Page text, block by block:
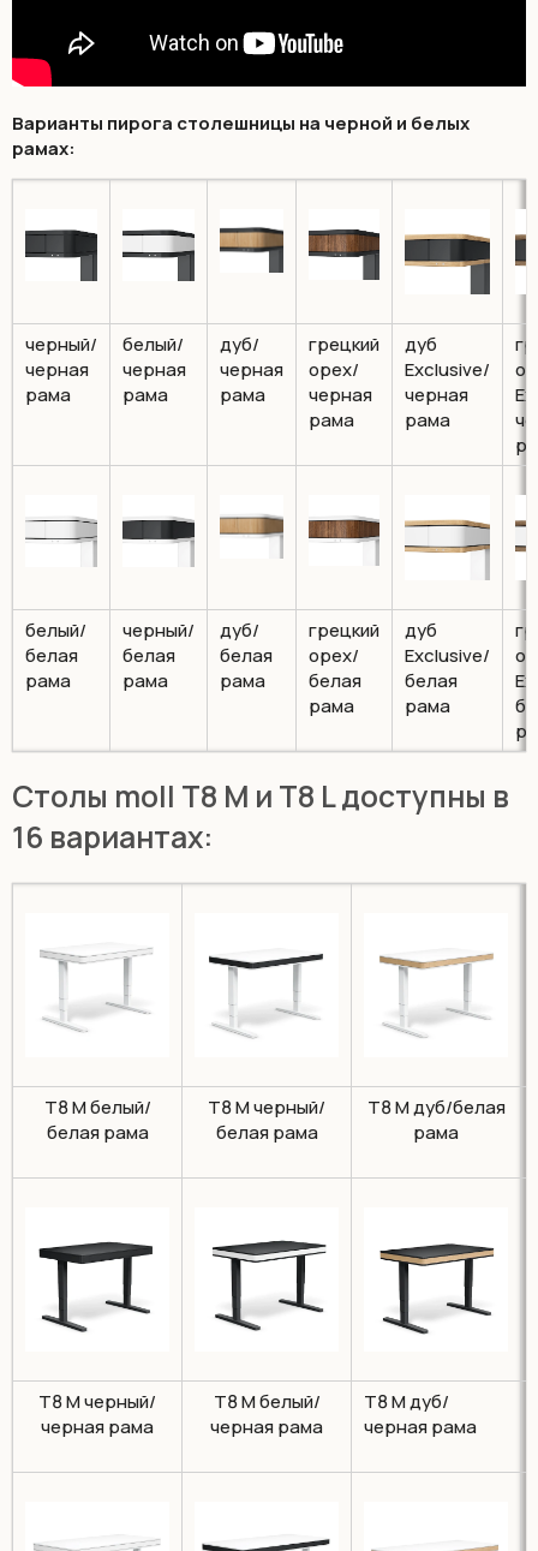
Варианты пирога столешницы на черной и белых
рамах:
черный/
черная
рама
белый/
черная
рама
дуб/
черная
рама
грецкий
орех/
черная
рама
дуб
Exclusive/
черная
рама
белый/
белая
рама
черный/
белая
рама
дуб/
белая
рама
грецкий
орех/
белая
рама
дуб
Exclusive/
белая
рама
Cтолы moll T8 M и T8 L доступны в
16 вариантах:
T8 M белый/
белая рама
T8 M черный/
белая рама
T8 M дуб/белая
рама
T8 M черный/
черная рама
T8 M белый/
черная рама
T8 M дуб/
черная рама